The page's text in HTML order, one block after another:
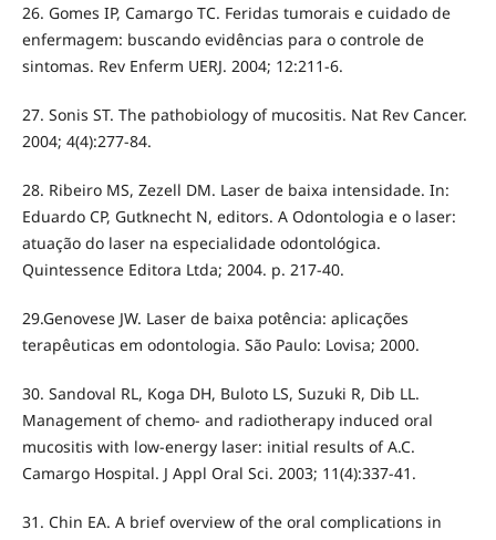
26. Gomes IP, Camargo TC. Feridas tumorais e cuidado de
enfermagem: buscando evidências para o controle de
sintomas. Rev Enferm UERJ. 2004; 12:211-6.
27. Sonis ST. The pathobiology of mucositis. Nat Rev Cancer.
2004; 4(4):277-84.
28. Ribeiro MS, Zezell DM. Laser de baixa intensidade. In:
Eduardo CP, Gutknecht N, editors. A Odontologia e o laser:
atuação do laser na especialidade odontológica.
Quintessence Editora Ltda; 2004. p. 217-40.
29.Genovese JW. Laser de baixa potência: aplicações
terapêuticas em odontologia. São Paulo: Lovisa; 2000.
30. Sandoval RL, Koga DH, Buloto LS, Suzuki R, Dib LL.
Management of chemo- and radiotherapy induced oral
mucositis with low-energy laser: initial results of A.C.
Camargo Hospital. J Appl Oral Sci. 2003; 11(4):337-41.
31. Chin EA. A brief overview of the oral complications in